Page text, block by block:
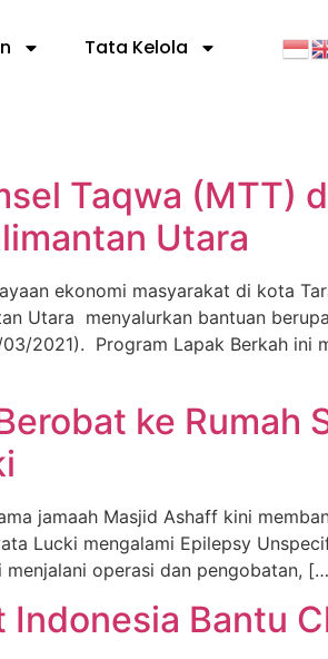
Tata Kelola
Taqwa (MTT)
Utara
ekonomi masyarakat di kota
Utara menyalurkan bantuan
2021). Program Lapak Berkah ini
ke Rumah
jamaah Masjid Ashaff kini
Lucki mengalami Epilepsy
menjalani operasi dan pengobatan,
Bantu